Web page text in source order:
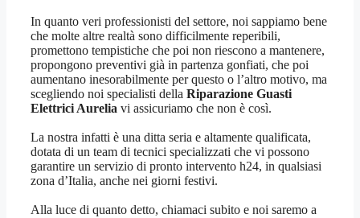
In quanto veri professionisti del settore, noi sappiamo bene
che molte altre realtà sono difficilmente reperibili,
promettono tempistiche che poi non riescono a mantenere,
propongono preventivi già in partenza gonfiati, che poi
aumentano inesorabilmente per questo o l’altro motivo, ma
scegliendo noi specialisti della Riparazione Guasti
Elettrici Aurelia vi assicuriamo che non è così.
La nostra infatti è una ditta seria e altamente qualificata,
dotata di un team di tecnici specializzati che vi possono
garantire un servizio di pronto intervento h24, in qualsiasi
zona d’Italia, anche nei giorni festivi.
Alla luce di quanto detto, chiamaci subito e noi saremo a